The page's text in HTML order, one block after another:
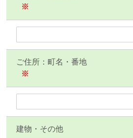
※
ご住所：町名・番地
※
建物・その他